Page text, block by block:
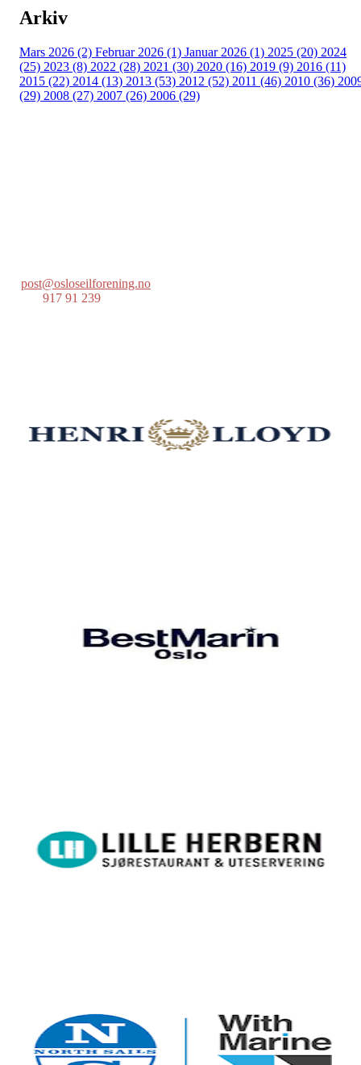
Arkiv
Mars 2026 (2) Februar 2026 (1) Januar 2026 (1) 2025 (20) 2024
(25) 2023 (8) 2022 (28) 2021 (30) 2020 (16) 2019 (9) 2016 (11)
2015 (22) 2014 (13) 2013 (53) 2012 (52) 2011 (46) 2010 (36)
(29) 2008 (27) 2007 (26) 2006 (29)
post@osloseilforening.no
917 91 239